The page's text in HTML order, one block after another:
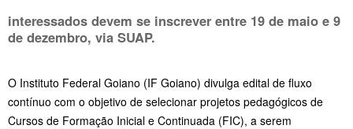
interessados devem se inscrever entre 19 de maio e 9
de dezembro, via SUAP.
O Instituto Federal Goiano (IF Goiano) divulga edital de fluxo
contínuo com o objetivo de selecionar projetos pedagógicos de
Cursos de Formação Inicial e Continuada (FIC), a serem